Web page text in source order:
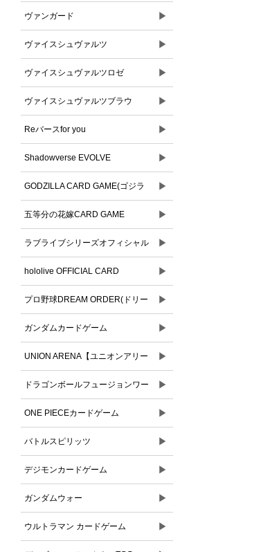
ヴァンガード ▶
ヴァイスシュヴァルツ ▶
ヴァイスシュヴァルツロゼ ▶
ヴァイスシュヴァルツブラウ ▶
Reバースfor you ▶
Shadowverse EVOLVE ▶
GODZILLA CARD GAME(ゴジラ
カードゲーム)
▶
五等分の花嫁CARD GAME ▶
ラブライブシリーズオフィシャル
カードゲーム
▶
hololive OFFICIAL CARD
GAME(ホロライブオフィシャルカ
ードゲーム)
▶
プロ野球DREAM ORDER(ドリー
ムオーダー)
▶
ガンダムカードゲーム ▶
UNION ARENA【ユニオンアリー
ナ】
▶
ドラゴンボールフュージョンワー
ルド
▶
ONE PIECEカードゲーム ▶
バトルスピリッツ ▶
デジモンカードゲーム ▶
ガンダムウォー ▶
ウルトラマン カードゲーム ▶